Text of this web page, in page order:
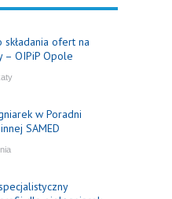
ofert na
– OIPiP Opole
w Poradni
SAMED